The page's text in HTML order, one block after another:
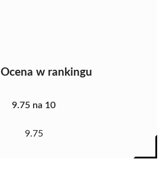
Ocena w rankingu
9.75 na 10
9.75